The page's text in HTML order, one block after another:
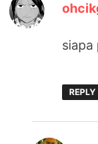
siapa
REPLY